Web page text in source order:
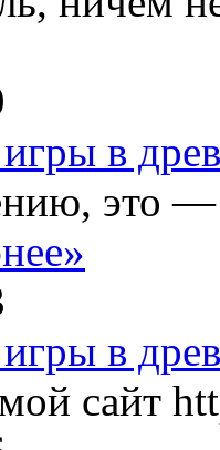
в
это
в
сайт